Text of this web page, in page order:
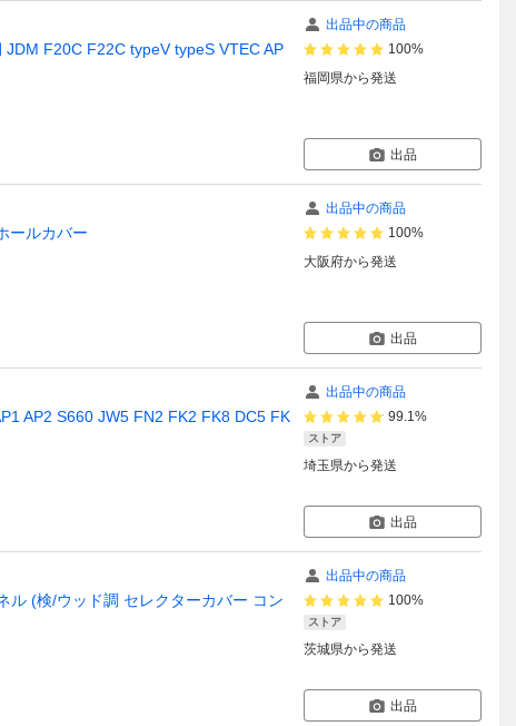
F20C F22C typeV typeS VTEC AP
出品中の商品
100%
福岡県から発送
出品
ールカバー
出品中の商品
100%
大阪府から発送
出品
AP2 S660 JW5 FN2 FK2 FK8 DC5 FK
出品中の商品
99.1%
ストア
埼玉県から発送
出品
ル (検/ウッド調 セレクターカバー コン
出品中の商品
100%
ストア
茨城県から発送
出品